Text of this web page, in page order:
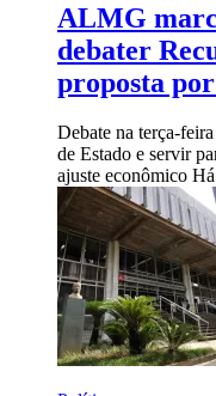
ALMG
debater
proposta
Debate na terça-
de Estado e servir
ajuste econômico